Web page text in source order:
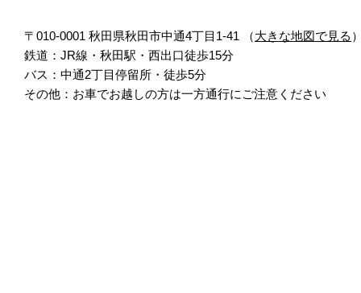
〒010-0001 秋田県秋田市中通4丁目1-41 （大きな地図で見る
鉄道：JR線・秋田駅・西出口徒歩15分
バス：中通2丁目停留所・徒歩5分
その他：お車でお越しの方は一方通行にご注意ください